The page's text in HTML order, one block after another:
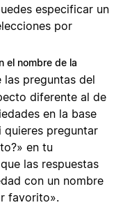
especificar un
por
el nombre de la
las preguntas del
diferente al de
en la base
quieres preguntar
en tu
las respuestas
con un nombre
favorito».